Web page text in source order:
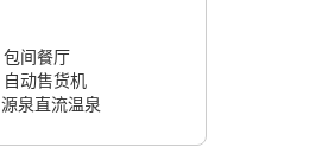
包间餐厅
自动售货机
源泉直流温泉